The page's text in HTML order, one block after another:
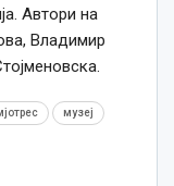
Автори на
Владимир
музеј